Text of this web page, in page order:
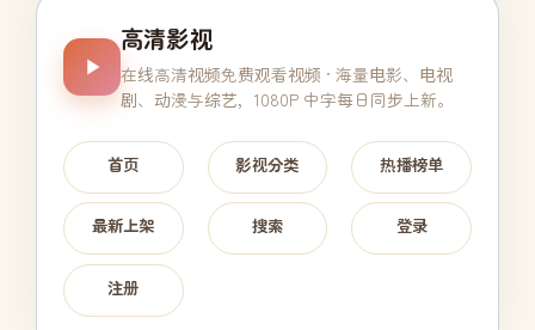
高清影视
在线高清视频免费观看视频 · 海量电影、电视
剧、动漫与综艺，1080P 中字每日同步上新。
首页 影视分类 热播榜单
最新上架 搜索 登录
注册